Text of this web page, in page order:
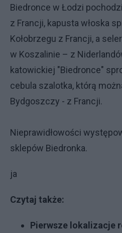
Biedronce w Łodzi
z Francji, kapusta włoska
Kołobrzegu z Francji, a
w Koszalinie – z
katowickiej "Biedronce"
cebula szalotka, którą
Bydgoszczy - z Francji.
Nieprawidłowości
sklepów Biedronka.
ja
Czytaj także:
Pierwsze lokalizacje